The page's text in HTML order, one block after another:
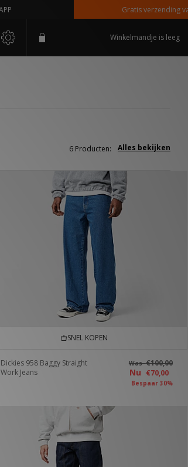
Gratis verzending
Winkelmandje is leeg
Alles bekijken
6 Producten:
SNEL KOPEN
Dickies 958 Baggy Straight
Work Jeans
Was€100,00
Nu €70,00
Bespaar 30%